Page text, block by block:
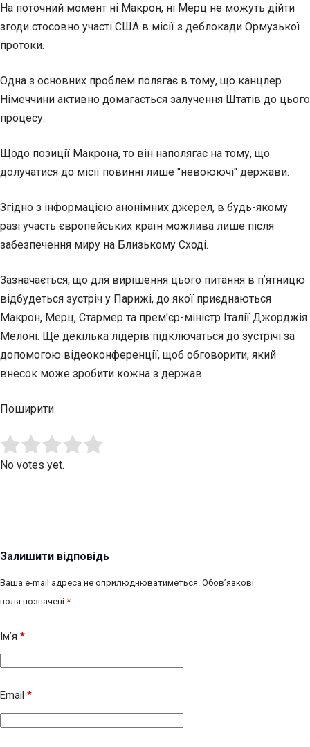
На поточний момент ні Макрон, ні Мерц не можуть дійти
згоди стосовно участі США в місії з деблокади Ормузької
протоки.
Одна з основних проблем полягає в тому, що канцлер
Німеччини активно домагається залучення Штатів до цього
процесу.
Щодо позиції Макрона, то він наполягає на тому, що
долучатися до місії повинні лише "невоюючі" держави.
Згідно з інформацією анонімних джерел, в будь-якому
разі участь європейських країн можлива лише після
забезпечення миру на Близькому Сході.
Зазначається, що для вирішення цього питання в пʼятницю
відбудеться зустріч у Парижі, до якої приєднаються
Макрон, Мерц, Стармер та прем'єр-міністр Італії Джорджія
Мелоні. Ще декілька лідерів підключаться до зустрічі за
допомогою відеоконференції, щоб обговорити, який
внесок може зробити кожна з держав.
Поширити
Rate this item:
No votes yet.
Залишити відповідь
Ваша e-mail адреса не оприлюднюватиметься. Обов’язкові
поля позначені *
Ім’я *
Email *